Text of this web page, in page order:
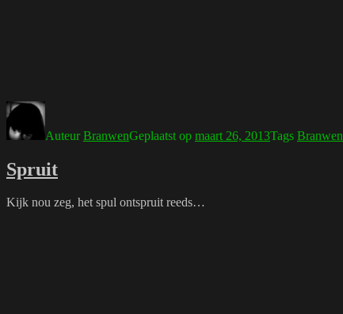
AuteurBranwenGeplaatst op maart 26, 2013Tags Branwen
Spruit
Kijk nou zeg, het spul ontspruit reeds…